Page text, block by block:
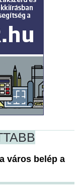
város belép a